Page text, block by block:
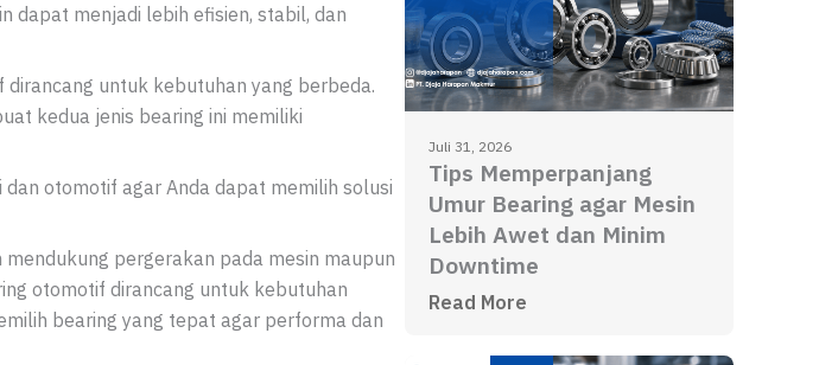
dapat menjadi lebih efisien, stabil, dan
untuk kebutuhan yang berbeda.
kedua jenis bearing ini memiliki
otomotif agar Anda dapat memilih solusi
pergerakan pada mesin maupun
otomotif dirancang untuk kebutuhan
bearing yang tepat agar performa dan
Tips Memperpanjang
Umur Bearing agar Mesin
Lebih Awet dan Minim
Downtime
Juli 31, 2026
Read More